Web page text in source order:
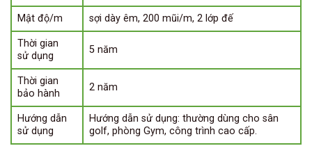
Mật độ/m sợi dày êm, 200 mũi/m, 2 lớp đế
Thời gian
sử dụng
5 năm
Thời gian
bảo hành
2 năm
Hướng dẫn
sử dụng
Hướng dẫn sử dụng: thường dùng cho sân
golf, phòng Gym, công trình cao cấp.